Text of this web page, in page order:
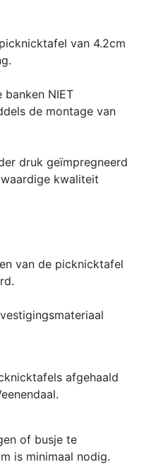
van 4.2cm
NIET
de montage van
druk geïmpregneerd
kwaliteit
van de picknicktafel
afgehaald
of busje te
is minimaal nodig.